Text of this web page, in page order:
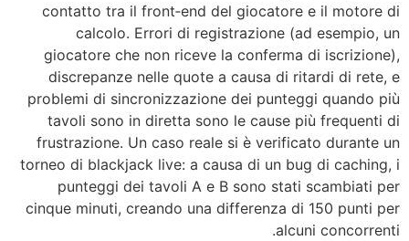
contatto tra il front‑end del giocatore e il motore di
calcolo. Errori di registrazione (ad esempio, un
giocatore che non riceve la conferma di iscrizione),
discrepanze nelle quote a causa di ritardi di rete, e
problemi di sincronizzazione dei punteggi quando più
tavoli sono in diretta sono le cause più frequenti di
frustrazione. Un caso reale si è verificato durante un
torneo di blackjack live: a causa di un bug di caching, i
punteggi dei tavoli A e B sono stati scambiati per
cinque minuti, creando una differenza di 150 punti per
alcuni concorrenti.